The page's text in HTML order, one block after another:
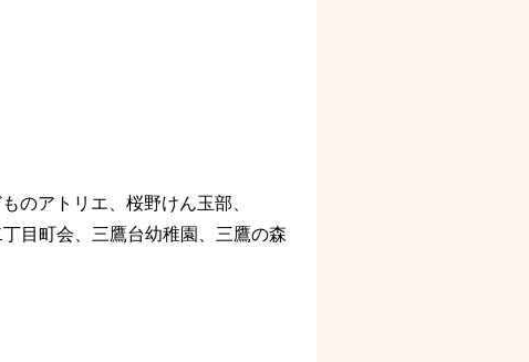
のアトリエ、桜野けん玉部、
目町会、三鷹台幼稚園、三鷹の森